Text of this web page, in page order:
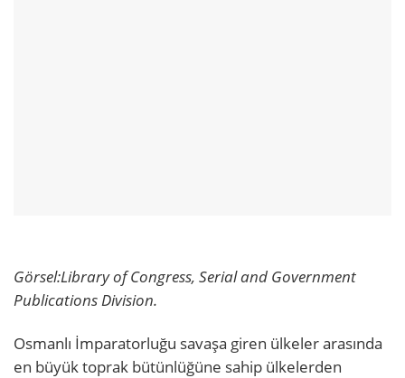
Görsel:Library of Congress, Serial and Government
Publications Division.
Osmanlı İmparatorluğu savaşa giren ülkeler arasında
en büyük toprak bütünlüğüne sahip ülkelerden